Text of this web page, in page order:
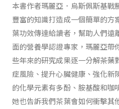
本書作者瑪麗亞．烏斯佩斯基戰
豐富的知識打造成一個簡單的方
葉功效傳達給讀者，幫助人們遠
面的營養學認證專家，瑪麗亞帶
些年來的研究成果逐一分解――茶
症風險、提升心臟健康、強化新
的化學元素有多酚、胺基酸和咖
她也告訴我們茶葉會如何衝擊其